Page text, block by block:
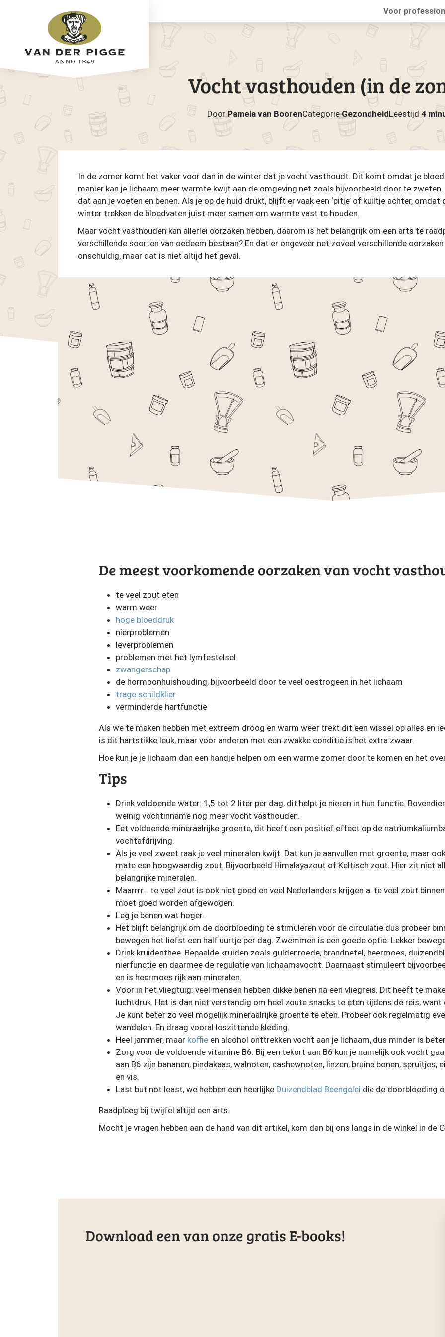
Voor
Vocht vasthouden (in de
DoorPamela van BoorenCategorieGezondheidLeestijd 4
In de zomer komt het vaker voor dan in de winter dat je vocht vasthoudt. Dit komt omdat je
manier kan je lichaam meer warmte kwijt aan de omgeving net zoals bijvoorbeeld door te
dat aan je voeten en benen. Als je op de huid drukt, blijft er vaak een ‘pitje’ of kuiltje achter,
winter trekken de bloedvaten juist meer samen om warmte vast te houden.
Maar vocht vasthouden kan allerlei oorzaken hebben, daarom is het belangrijk om een arts te
verschillende soorten van oedeem bestaan? En dat er ongeveer net zoveel verschillende
onschuldig, maar dat is niet altijd het geval.
De meest voorkomende oorzaken van vocht
te veel zout eten
warm weer
hoge bloeddruk
nierproblemen
leverproblemen
problemen met het lymfestelsel
zwangerschap
de hormoonhuishouding, bijvoorbeeld door te veel oestrogeen in het lichaam
trage schildklier
verminderde hartfunctie
Als we te maken hebben met extreem droog en warm weer trekt dit een wissel op alles en
is dit hartstikke leuk, maar voor anderen met een zwakke conditie is het extra zwaar.
Hoe kun je je lichaam dan een handje helpen om een warme zomer door te komen en het
Tips
Drink voldoende water: 1,5 tot 2 liter per dag, dit helpt je nieren in hun functie.
weinig vochtinname nog meer vocht vasthouden.
Eet voldoende mineraalrijke groente, dit heeft een positief effect op de
vochtafdrijving.
Als je veel zweet raak je veel mineralen kwijt. Dat kun je aanvullen met groente, maar
mate een hoogwaardig zout. Bijvoorbeeld Himalayazout of Keltisch zout. Hier zit niet
belangrijke mineralen.
Maarrrr… te veel zout is ook niet goed en veel Nederlanders krijgen al te veel zout
moet goed worden afgewogen.
Leg je benen wat hoger.
Het blijft belangrijk om de doorbloeding te stimuleren voor de circulatie dus probeer
bewegen het liefst een half uurtje per dag. Zwemmen is een goede optie. Lekker
Drink kruidenthee. Bepaalde kruiden zoals guldenroede, brandnetel, heermoes,
nierfunctie en daarmee de regulatie van lichaamsvocht. Daarnaast stimuleert
en is heermoes rijk aan mineralen.
Voor in het vliegtuig: veel mensen hebben dikke benen na een vliegreis. Dit heeft te
luchtdruk. Het is dan niet verstandig om heel zoute snacks te eten tijdens de reis,
Je kunt beter zo veel mogelijk mineraalrijke groente te eten. Probeer ook regelmatig
wandelen. En draag vooral loszittende kleding.
Heel jammer, maar koffie en alcohol onttrekken vocht aan je lichaam, dus minder is
Zorg voor de voldoende vitamine B6. Bij een tekort aan B6 kun je namelijk ook vocht
aan B6 zijn bananen, pindakaas, walnoten, cashewnoten, linzen, bruine bonen, spruitjes,
en vis.
Last but not least, we hebben een heerlijke Duizendblad Beengelei die de doorbloeding
Raadpleeg bij twijfel altijd een arts.
Mocht je vragen hebben aan de hand van dit artikel, kom dan bij ons langs in de winkel in de
Download een van onze gratis E-books!